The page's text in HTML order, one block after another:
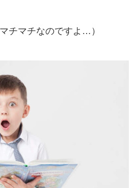
チマチなのですよ…）